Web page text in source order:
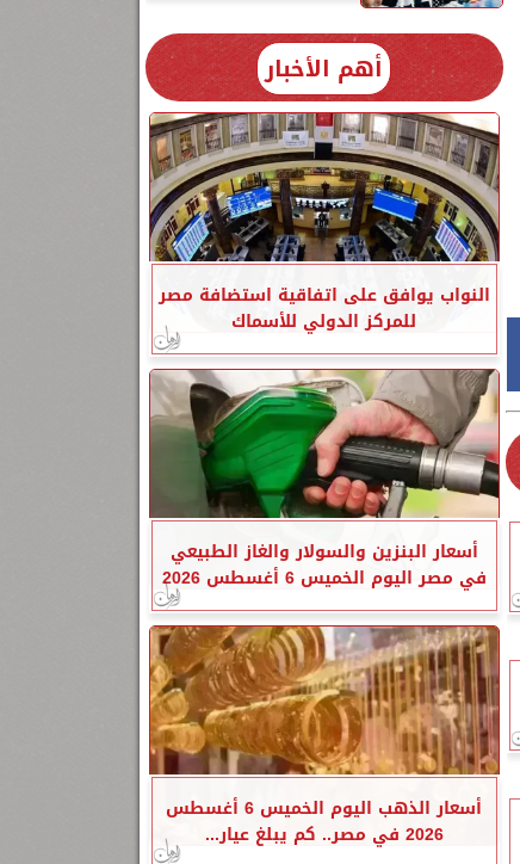
أهم الأخبار
النواب يوافق على اتفاقية استضافة مصر
للمركز الدولي للأسماك
أسعار البنزين والسولار والغاز الطبيعي
في مصر اليوم الخميس 6 أغسطس 2026
أسعار الذهب اليوم الخميس 6 أغسطس
2026 في مصر.. كم يبلغ عيار...